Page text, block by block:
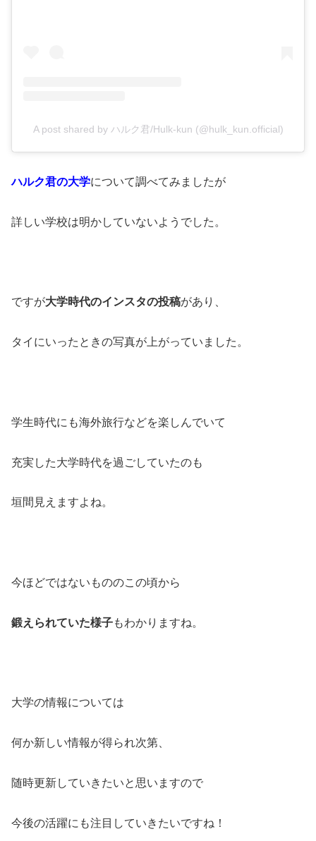
A post shared by ハルク君/Hulk-kun (@hulk_kun.official)
ハルク君の大学について調べてみましたが
詳しい学校は明かしていないようでした。
ですが大学時代のインスタの投稿があり、
タイにいったときの写真が上がっていました。
学生時代にも海外旅行などを楽しんでいて
充実した大学時代を過ごしていたのも
垣間見えますよね。
今ほどではないもののこの頃から
鍛えられていた様子もわかりますね。
大学の情報については
何か新しい情報が得られ次第、
随時更新していきたいと思いますので
今後の活躍にも注目していきたいですね！